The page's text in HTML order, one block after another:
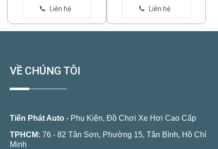
VỀ CHÚNG TÔI
Tiến Phát Auto - Phụ Kiện, Đồ Chơi Xe Hơi Cao Cấp
TPHCM: 76 - 82 Tân Sơn, Phường 15, Tân Bình, Hồ Chí
Minh